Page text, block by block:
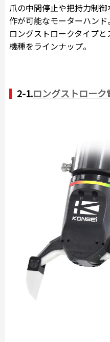
爪の中間停止や把持力制
作が可能なモーターハンド。
ロングストロークタイプ
機種をラインナップ。
2-1.ロングストローク